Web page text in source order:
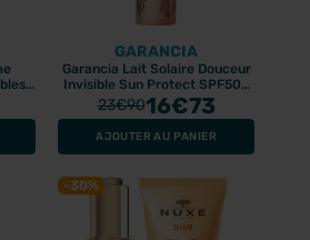
GARANCIA
Garancia Lait Solaire Douceur
Invisible Sun Protect SPF50+
150ml
23€9016€73
AJOUTER AU PANIER
-30%